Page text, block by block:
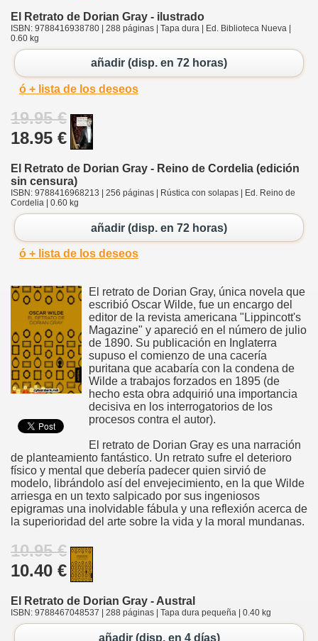
El Retrato de Dorian Gray - ilustrado
ISBN: 9788416938780 | 288 páginas | Tapa dura | Ed. Biblioteca Nueva |
0.60 kg
añadir (disp. en 72 horas)
ó + lista de los deseos
19.95 €
18.95 €
El Retrato de Dorian Gray - Reino de Cordelia (edición
sin censura)
ISBN: 9788416968213 | 256 páginas | Rústica con solapas | Ed. Reino de
Cordelia | 0.60 kg
añadir (disp. en 72 horas)
ó + lista de los deseos
El retrato de Dorian Gray, única novela que
escribió Oscar Wilde, fue un encargo del
editor de la revista americana "Lippincott's
Magazine" y apareció en el número de julio
de 1890. Su publicación en Inglaterra
supuso el comienzo de una cacería
puritana que acabaría con la condena de
Wilde a trabajos forzados en 1895 (de
hecho esta obra adquirió una importancia
decisiva en los interrogatorios de los
procesos contra el autor).
El retrato de Dorian Gray es una narración
de planteamiento fantástico. Un retrato sufre el deterioro
físico y mental que debería padecer quien sirvió de
modelo, librándolo así del envejecimiento, en la que Wilde
arriesga en un texto salpicado por sus ingeniosos
epigramas una inolvidable fábula y una reflexión acerca de
la superioridad del arte sobre la vida y la moral mundanas.
10.95 €
10.40 €
El Retrato de Dorian Gray - Austral
ISBN: 9788467048537 | 288 páginas | Tapa dura pequeña | 0.40 kg
añadir (disp. en 4 días)